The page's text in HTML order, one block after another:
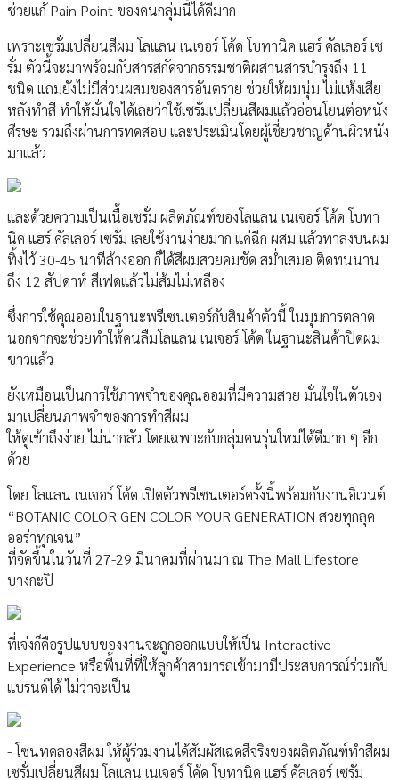
ช่วยแก้ Pain Point ของคนกลุ่มนี้ได้ดีมาก
เพราะเซรั่มเปลี่ยนสีผม โลแลน เนเจอร์ โค้ด โบทานิค แฮร์ คัลเลอร์ เซ
รั่ม ตัวนี้จะมาพร้อมกับสารสกัดจากธรรมชาติผสานสารบำรุงถึง 11
ชนิด แถมยังไม่มีส่วนผสมของสารอันตราย ช่วยให้ผมนุ่ม ไม่แห้งเสีย
หลังทำสี ทำให้มั่นใจได้เลยว่าใช้เซรั่มเปลี่ยนสีผมแล้วอ่อนโยนต่อหนัง
ศีรษะ รวมถึงผ่านการทดสอบ และประเมินโดยผู้เชี่ยวชาญด้านผิวหนัง
มาแล้ว
และด้วยความเป็นเนื้อเซรั่ม ผลิตภัณฑ์ของโลแลน เนเจอร์ โค้ด โบทา
นิค แฮร์ คัลเลอร์ เซรั่ม เลยใช้งานง่ายมาก แค่ฉีก ผสม แล้วทาลงบนผม
ทิ้งไว้ 30-45 นาทีล้างออก ก็ได้สีผมสวยคมชัด สม่ำเสมอ ติดทนนาน
ถึง 12 สัปดาห์ สีเฟดแล้วไม่ส้มไม่เหลือง
ซึ่งการใช้คุณออมในฐานะพรีเซนเตอร์กับสินค้าตัวนี้ ในมุมการตลาด
นอกจากจะช่วยทำให้คนลืมโลแลน เนเจอร์ โค้ด ในฐานะสินค้าปิดผม
ขาวแล้ว
ยังเหมือนเป็นการใช้ภาพจำของคุณออมที่มีความสวย มั่นใจในตัวเอง
มาเปลี่ยนภาพจำของการทำสีผม
ให้ดูเข้าถึงง่าย ไม่น่ากลัว โดยเฉพาะกับกลุ่มคนรุ่นใหม่ได้ดีมาก ๆ อีก
ด้วย
โดย โลแลน เนเจอร์ โค้ด เปิดตัวพรีเซนเตอร์ครั้งนี้พร้อมกับงานอิเวนต์
“BOTANIC COLOR GEN COLOR YOUR GENERATION สวยทุกลุค
ออร่าทุกเจน”
ที่จัดขึ้นในวันที่ 27-29 มีนาคมที่ผ่านมา ณ The Mall Lifestore
บางกะปิ
ที่เจ๋งก็คือรูปแบบของงานจะถูกออกแบบให้เป็น Interactive
Experience หรือพื้นที่ที่ให้ลูกค้าสามารถเข้ามามีประสบการณ์ร่วมกับ
แบรนด์ได้ ไม่ว่าจะเป็น
- โซนทดลองสีผม ให้ผู้ร่วมงานได้สัมผัสเฉดสีจริงของผลิตภัณฑ์ทำสีผม
เซรั่มเปลี่ยนสีผม โลแลน เนเจอร์ โค้ด โบทานิค แฮร์ คัลเลอร์ เซรั่ม